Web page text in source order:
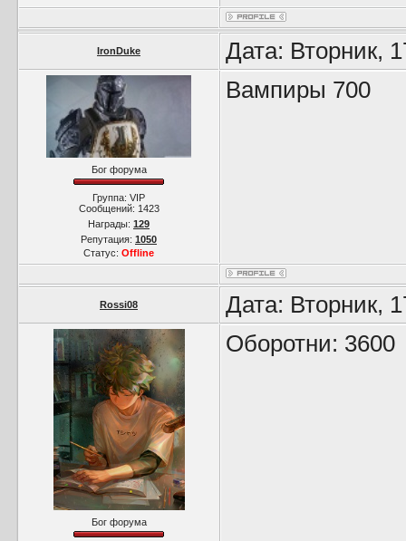
IronDuke Дата: Вторник,
Бог форума
Группа: VIP
Сообщений: 1423
Награды: 129
Репутация: 1050
Статус: Offline
Вампиры 700
Rossi08 Дата: Вторник,
Бог форума
Оборотни: 3600